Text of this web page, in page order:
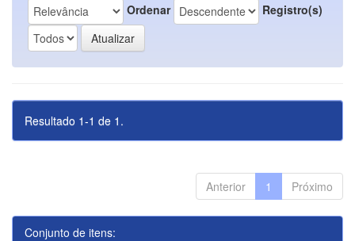
Ordenar Registro(s)
Resultado 1-1 de 1.
Anterior 1 Próximo
Conjunto de itens: